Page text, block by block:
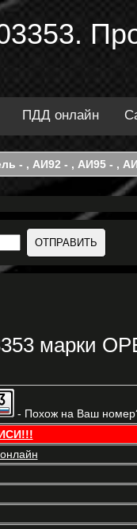
ПДД онлайн
- , АИ92 - , АИ95 - ,
марки
- Похож на Ваш